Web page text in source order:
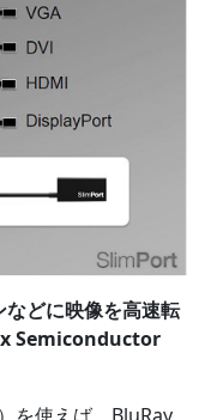
どに映像を高速転
Semiconductor